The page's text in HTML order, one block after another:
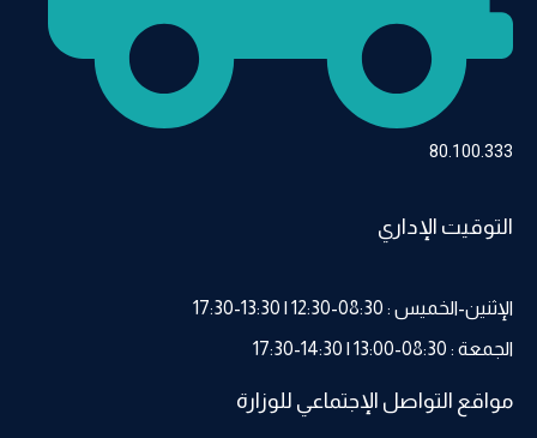
الإداري
الخميس : 08:30-12:30 | 13:30-17:30
: 08:30-13:00 | 14:30-17:30
التواصل الإجتماعي للوزارة